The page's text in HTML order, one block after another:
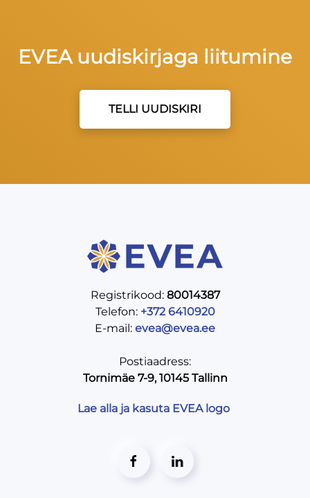
EVEA uudiskirjaga liitumine
TELLI UUDISKIRI
Registrikood: 80014387
Telefon: +372 6410920
E-mail: evea@evea.ee
Postiaadress:
Tornimäe 7-9, 10145 Tallinn
Lae alla ja kasuta EVEA logo